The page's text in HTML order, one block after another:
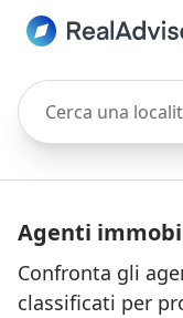
Cerca una località,
Agenti
Confronta gli
classificati per